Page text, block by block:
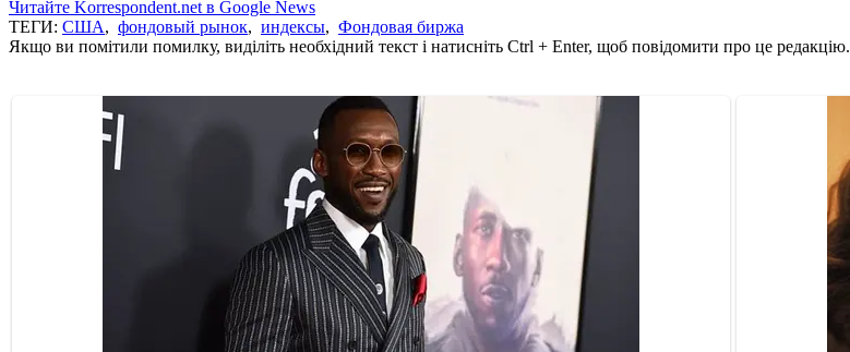
Читайте Korrespondent.net в Google News
ТЕГИ: США, фондовый рынок, индексы, Фондовая биржа
Якщо ви помітили помилку, виділіть необхідний текст і натисніть Ctrl + Enter, щоб повідомити про це редакцію.